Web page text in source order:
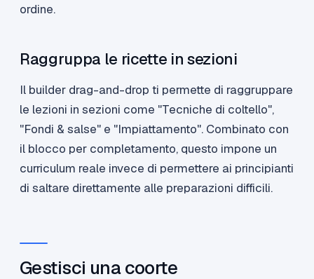
ordine.
Raggruppa le ricette in sezioni
Il builder drag-and-drop ti permette di raggruppare
le lezioni in sezioni come "Tecniche di coltello",
"Fondi & salse" e "Impiattamento". Combinato con
il blocco per completamento, questo impone un
curriculum reale invece di permettere ai principianti
di saltare direttamente alle preparazioni difficili.
Gestisci una coorte